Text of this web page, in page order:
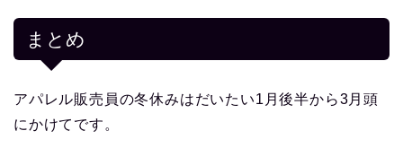
まとめ
アパレル販売員の冬休みはだいたい1月後半から3月頭
にかけてです。